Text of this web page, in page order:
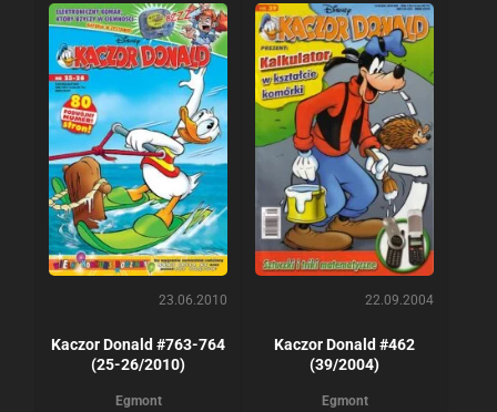
23.06.2010
Kaczor Donald #763-764
(25-26/2010)
Egmont
22.09.2004
Kaczor Donald #462
(39/2004)
Egmont